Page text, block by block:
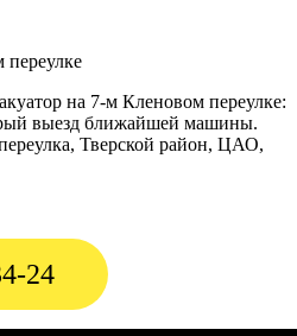
на 7-м Кленовом переулке:
выезд ближайшей машины.
Тверской район, ЦАО,
24